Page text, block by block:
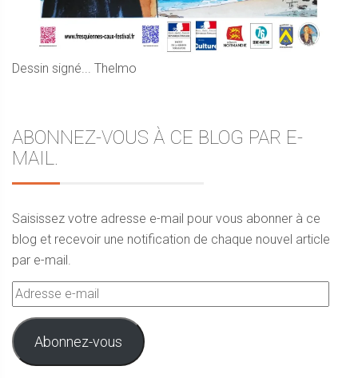
Dessin signé... Thelmo
ABONNEZ-VOUS À CE BLOG PAR E-
MAIL.
Saisissez votre adresse e-mail pour vous abonner à ce
blog et recevoir une notification de chaque nouvel article
par e-mail.
Adresse
e-
mail
Abonnez-vous